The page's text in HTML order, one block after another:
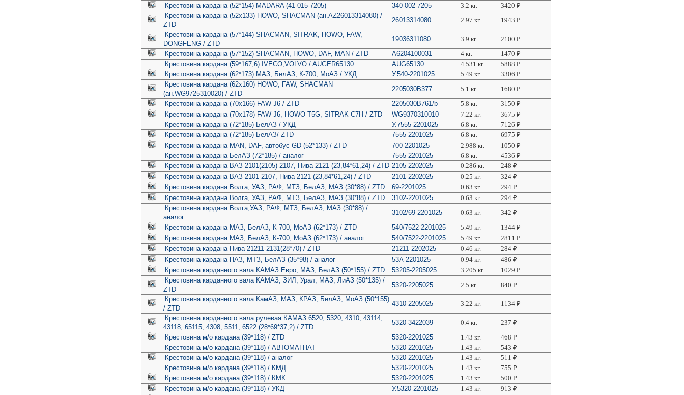
Крестовина кардана (52*154) MADARA (41-015-7205)
340-002-7205 3.2 кг. 3420 ₽
Крестовина кардана (52х133) HOWO, SHACMAN (ан.AZ26013314080) /
ZTD
26013314080 2.97 кг. 1943 ₽
Крестовина кардана (57*144) SHACMAN, SITRAK, HOWO, FAW,
DONGFENG / ZTD
19036311080 3.9 кг. 2100 ₽
Крестовина кардана (57*152) SHACMAN, HOWO, DAF, MAN / ZTD
А6204100031 4 кг. 1470 ₽
Крестовина кардана (59*167,6) IVECO,VOLVO / AUGER65130
AUG65130 4.531 кг. 5888 ₽
Крестовина кардана (62*173) МАЗ, БелАЗ, К-700, МоАЗ / УКД
У.540-2201025 5.49 кг. 3306 ₽
Крестовина кардана (62х160) HOWO, FAW, SHACMAN
(ан.WG9725310020) / ZTD
2205030B377 5.1 кг. 1680 ₽
Крестовина кардана (70х166) FAW J6 / ZTD
2205030B761/b 5.8 кг. 3150 ₽
Крестовина кардана (70х178) FAW J6, HOWO T5G, SITRAK C7H / ZTD
WG9370310010 7.22 кг. 3675 ₽
Крестовина кардана (72*185) БелАЗ / УКД
У.7555-2201025 6.8 кг. 7126 ₽
Крестовина кардана (72*185) БелАЗ/ ZTD
7555-2201025 6.8 кг. 6975 ₽
Крестовина кардана MAN, DAF, автобус GD (52*133) / ZTD
700-2201025 2.988 кг. 1050 ₽
Крестовина кардана БелАЗ (72*185) / аналог
7555-2201025 6.8 кг. 4536 ₽
Крестовина кардана ВАЗ 2101(2105)-2107, Нива 2121 (23,84*61,24) / ZTD 2105-2202025 0.286 кг. 248 ₽
Крестовина кардана ВАЗ 2101-2107, Нива 2121 (23,84*61,24) / ZTD
2101-2202025 0.25 кг. 324 ₽
Крестовина кардана Волга, УАЗ, РАФ, МТЗ, БелАЗ, МАЗ (30*88) / ZTD
69-2201025 0.63 кг. 294 ₽
Крестовина кардана Волга, УАЗ, РАФ, МТЗ, БелАЗ, МАЗ (30*88) / ZTD
3102-2201025 0.63 кг. 294 ₽
Крестовина кардана Волга,УАЗ, РАФ, МТЗ, БелАЗ, МАЗ (30*88) /
аналог
3102/69-2201025 0.63 кг. 342 ₽
Крестовина кардана МАЗ, БелАЗ, К-700, МоАЗ (62*173) / ZTD
540/7522-2201025 5.49 кг. 1344 ₽
Крестовина кардана МАЗ, БелАЗ, К-700, МоАЗ (62*173) / аналог
540/7522-2201025 5.49 кг. 2811 ₽
Крестовина кардана Нива 21211-2131(28*70) / ZTD
21211-2202025 0.46 кг. 284 ₽
Крестовина кардана ПАЗ, МТЗ, БелАЗ (35*98) / аналог
53А-2201025 0.94 кг. 486 ₽
Крестовина карданного вала КАМАЗ Евро, МАЗ, БелАЗ (50*155) / ZTD
53205-2205025 3.205 кг. 1029 ₽
Крестовина карданного вала КАМАЗ, ЗИЛ, Урал, МАЗ, ЛиАЗ (50*135) /
ZTD
5320-2205025 2.5 кг. 840 ₽
Крестовина карданного вала КамАЗ, МАЗ, КРАЗ, БелАЗ, МоАЗ (50*155)
/ ZTD
4310-2205025 3.22 кг. 1134 ₽
Крестовина карданного вала рулевая КАМАЗ 6520, 5320, 4310, 43114,
43118, 65115, 4308, 5511, 6522 (28*69*37,2) / ZTD
5320-3422039 0.4 кг. 237 ₽
Крестовина м/о кардана (39*118) / ZTD
5320-2201025 1.43 кг. 468 ₽
Крестовина м/о кардана (39*118) / АВТОМАГНАТ
5320-2201025 1.43 кг. 543 ₽
Крестовина м/о кардана (39*118) / аналог
5320-2201025 1.43 кг. 511 ₽
Крестовина м/о кардана (39*118) / КМД
5320-2201025 1.43 кг. 755 ₽
Крестовина м/о кардана (39*118) / КМК
5320-2201025 1.43 кг. 500 ₽
Крестовина м/о кардана (39*118) / УКД
У.5320-2201025 1.43 кг. 913 ₽